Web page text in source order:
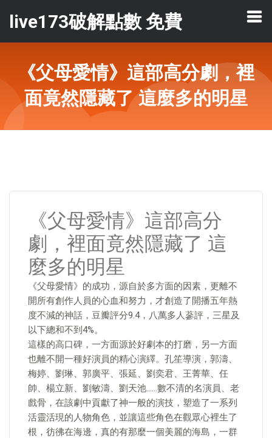
live173破解點數 免費
《父母愛情》這部高分劇，裡
面竟然隱藏了 這麼多的明星
《父母愛情》這部高分
劇，裡面竟然隱藏了 這
麼多的明星
《父母愛情》的成功，源自於多方面的因素，更離不
開所有創作人員的心血和努力，才創造了開播五年熱
度不減的神話，豆瓣評分9.4，八萬多人蔘評，三星及
以下總和不到4%。
這樣的高口碑，一方面源於好劇本的打磨，另一方面
也離不開一種好演員的精心演繹。孔笙導演，郭濤、
梅婷、劉琳、郭廣平、張延、劉奕君、王菁華、任
帥、楊立新、劉敏濤、劉天池……數不清的名演員、老
戲骨，在該劇中貢獻了神一般的演技，塑造了一系列
活靈活現的人物角色，並讓這些角色在觀眾心裡生了
根，彷彿在海邊，真的有那麼一個美麗的海島，一群